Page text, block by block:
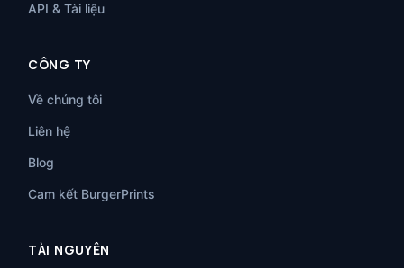
API & Tài liệu
CÔNG TY
Về chúng tôi
Liên hệ
Blog
Cam kết BurgerPrints
TÀI NGUYÊN